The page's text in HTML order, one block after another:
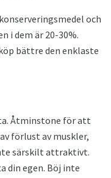
och
i dem är 20-30%.
bättre den enklaste
Åtminstone för att
förlust av muskler,
särskilt attraktivt.
din egen. Böj inte